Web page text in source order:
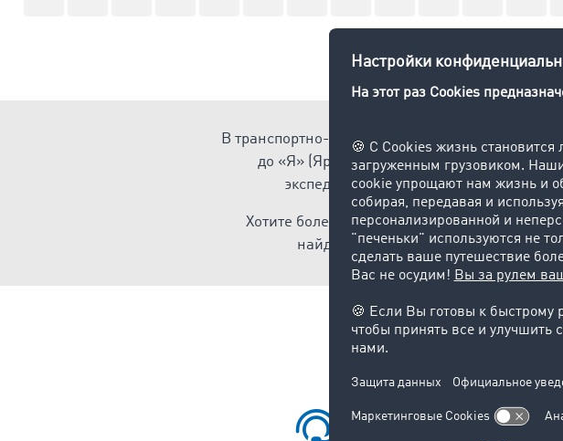
В транспортно-логистической отрасли
до «Я» (Ярлык). Транспортный лексикон
экспедиции, цепочки поставок и
Хотите более эффективно управлять
найдёте подходящие приложения и